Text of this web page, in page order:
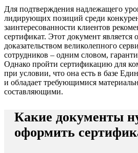
Для подтверждения надлежащего
лидирующих позиций среди
заинтересованности клиентов
сертификат. Этот документ
доказательством великолепного
сотрудников – одним словом,
Однако пройти сертификацию для
при условии, что она есть в базе
и обладает требующимися
составляющими.
Какие документы
оформить